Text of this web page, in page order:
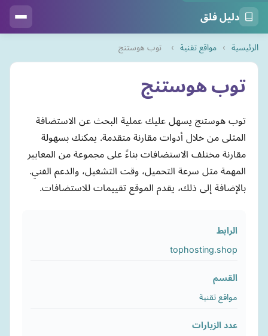
دليل فلق
الرئيسية › مواقع تقنية › توب هوستنج
توب هوستنج
توب هوستنج يسهل عليك عملية البحث عن الاستضافة
المثلى من خلال أدوات مقارنة متقدمة. يمكنك بسهولة
مقارنة مختلف الاستضافات بناءً على مجموعة من المعايير
المهمة مثل سرعة التحميل، وقت التشغيل، والدعم الفني.
بالإضافة إلى ذلك، يقدم الموقع تقييمات للاستضافات.
الرابط
tophosting.shop
القسم
مواقع تقنية
عدد الزيارات